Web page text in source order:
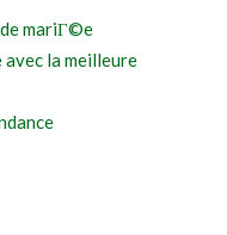
de mariГ©e
la meilleure